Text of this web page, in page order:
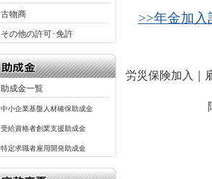
古物商
その他の許可･免許
助成金一覧
中小企業基盤人材確保助成金
受給資格者創業支援助成金
特定求職者雇用開発助成金
>>年金加
労災保険加入